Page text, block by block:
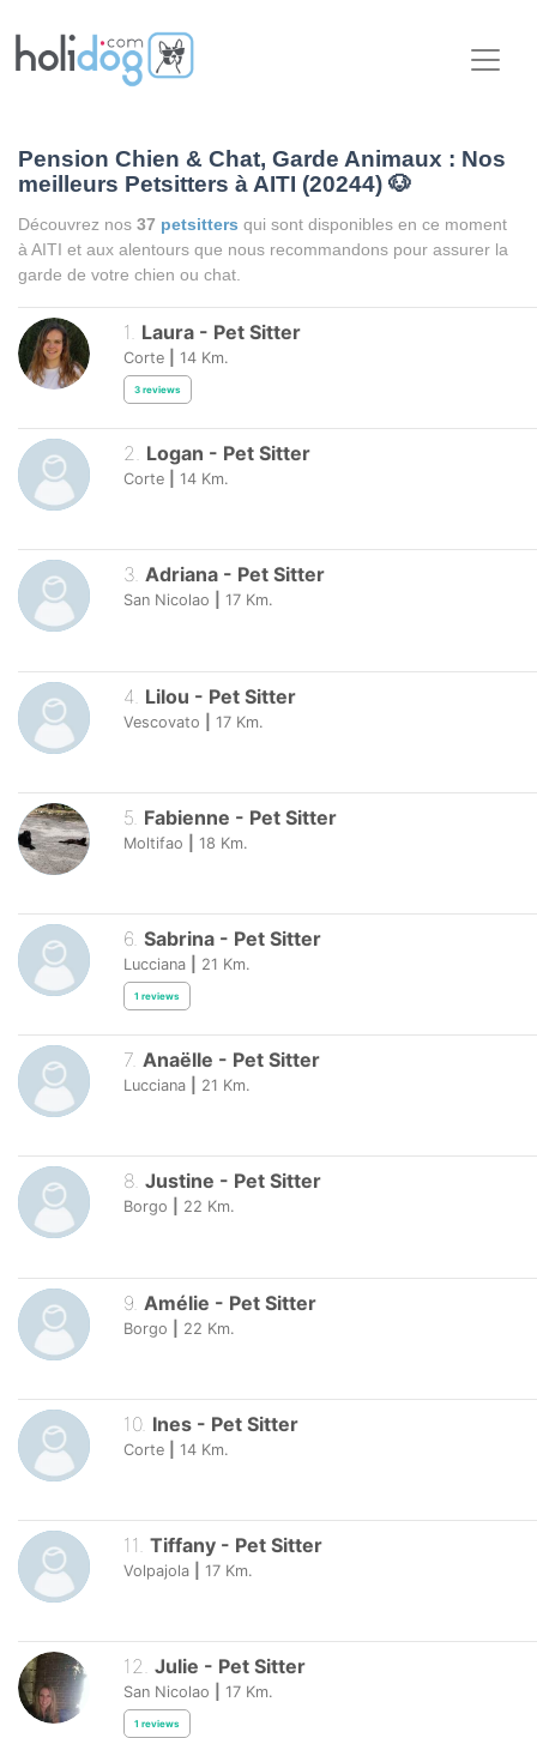
Pension Chien & Chat, Garde Animaux : Nos
meilleurs Petsitters à AITI (20244) 🐶
Découvrez nos 37 petsitters qui sont disponibles en ce moment
à AITI et aux alentours que nous recommandons pour assurer la
garde de votre chien ou chat.
1. Laura - Pet Sitter
Corte 14 Km.
3 reviews
2. Logan - Pet Sitter
Corte 14 Km.
3. Adriana - Pet Sitter
San Nicolao 17 Km.
4 Lilou - Pet Sitter
Vescovato 17 Km.
5 Fabienne - Pet Sitter
Moltifao 18 Km.
6. Sabrina - Pet Sitter
Lucciana 21 Km.
1 reviews
7. Anaëlle - Pet Sitter
Lucciana 21 Km.
8. Justine - Pet Sitter
Borgo 22 Km.
9 Amélie - Pet Sitter
Borgo 22 Km.
10. Ines - Pet Sitter
Corte 14 Km.
11 Tiffany - Pet Sitter
Volpajola 17 Km.
12. Julie - Pet Sitter
San Nicolao 17 Km.
1 reviews